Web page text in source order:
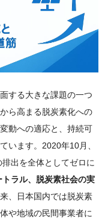
する大きな課題の一つ
ら高まる脱炭素化への
動への適応と、持続可
います。2020年10月、
出を全体としてゼロに
トラル、脱炭素社会の実
、日本国内では脱炭素
や地域の民間事業者に